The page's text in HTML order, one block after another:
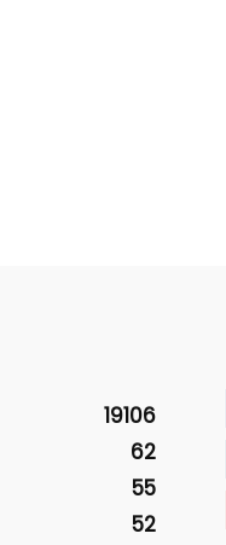
19106
62
55
52